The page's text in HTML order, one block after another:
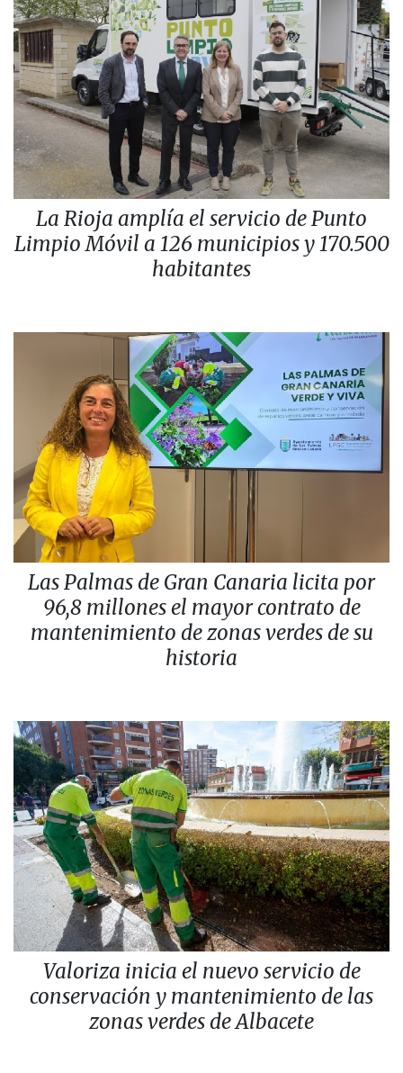
La Rioja amplía el servicio de Punto
Limpio Móvil a 126 municipios y 170.500
habitantes
Las Palmas de Gran Canaria licita por
96,8 millones el mayor contrato de
mantenimiento de zonas verdes de su
historia
Valoriza inicia el nuevo servicio de
conservación y mantenimiento de las
zonas verdes de Albacete